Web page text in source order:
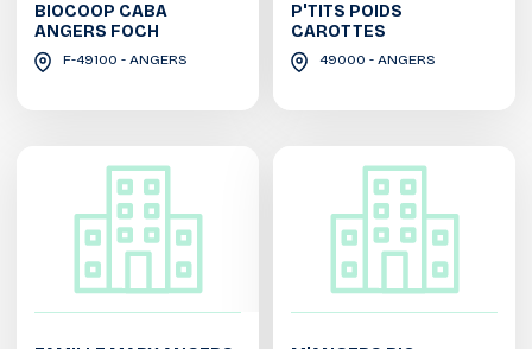
BIOCOOP CABA
ANGERS FOCH
F-49100 - ANGERS
P'TITS POIDS
CAROTTES
49000 - ANGERS